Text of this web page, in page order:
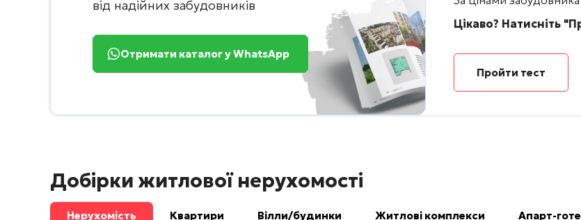
від надійних забудовників
Отримати каталог у WhatsApp
Цікаво? Натисніть
Пройти тест
Добірки житлової нерухомості
Нерухомість Квартири Вілли/будинки Житлові комплекси Апарт-